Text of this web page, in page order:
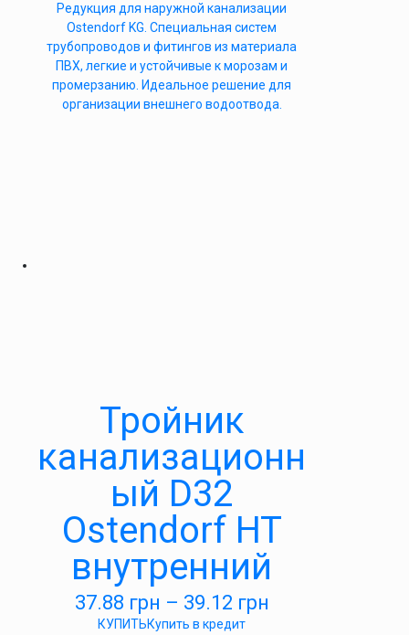
Редукция для наружной канализации
Ostendorf KG. Специальная систем
трубопроводов и фитингов из материала
ПВХ, легкие и устойчивые к морозам и
промерзанию. Идеальное решение для
организации внешнего водоотвода.
Тройник
канализационн
ый D32
Ostendorf HT
внутренний
37.88 грн – 39.12 грн
КУПИТЬКупить в кредит